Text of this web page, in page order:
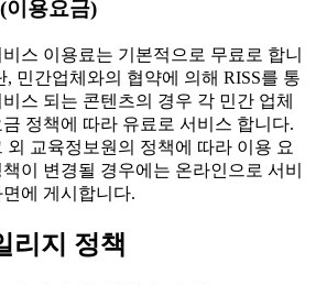
이용요금)
스 이용료는 기본적으로 무료로 합니
, 민간업체와의 협약에 의해 RISS를 통
스 되는 콘텐츠의 경우 각 민간 업체
금 정책에 따라 유료로 서비스 합니다.
교육정보원의 정책에 따라 이용 요
이 변경될 경우에는 온라인으로 서비
면에 게시합니다.
리지 정책